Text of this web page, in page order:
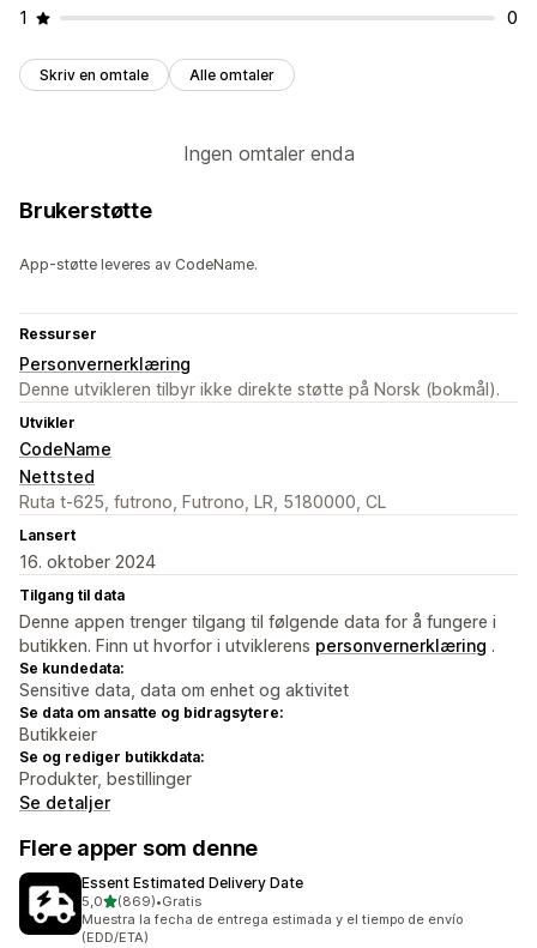
1 0
Skriv en omtale Alle omtaler
Ingen omtaler enda
Brukerstøtte
App-støtte leveres av CodeName.
Ressurser
Personvernerklæring
Denne utvikleren tilbyr ikke direkte støtte på Norsk (bokmål).
Utvikler
CodeName
Nettsted
Ruta t-625, futrono, Futrono, LR, 5180000, CL
Lansert
16. oktober 2024
Tilgang til data
Denne appen trenger tilgang til følgende data for å fungere i
butikken. Finn ut hvorfor i utviklerens personvernerklæring .
Se kundedata:
Sensitive data, data om enhet og aktivitet
Se data om ansatte og bidragsytere:
Butikkeier
Se og rediger butikkdata:
Produkter, bestillinger
Se detaljer
Flere apper som denne
Essent Estimated Delivery Date
5,0av 5 stjerner
(869)
Totalt 869 omtaler
•Gratis
Muestra la fecha de entrega estimada y el tiempo de envío
(EDD/ETA)